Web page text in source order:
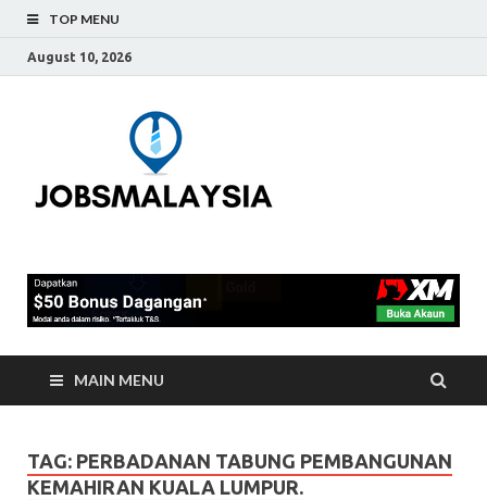
TOP MENU
August 10, 2026
MAIN MENU
TAG: PERBADANAN TABUNG PEMBANGUNAN
KEMAHIRAN KUALA LUMPUR.